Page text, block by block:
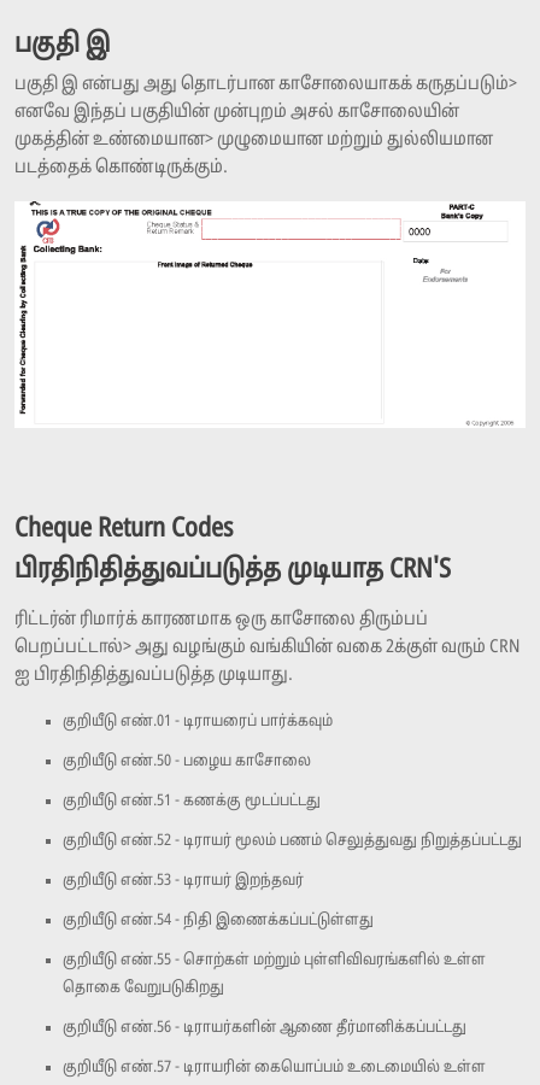
பகுதி இ
பகுதி இ என்பது அது தொடர்பான காசோலையாகக் கருதப்படும்>
எனவே இந்தப் பகுதியின் முன்புறம் அசல் காசோலையின்
முகத்தின் உண்மையான> முழுமையான மற்றும் துல்லியமான
படத்தைக் கொண்டிருக்கும்.
Cheque Return Codes
பிரதிநிதித்துவப்படுத்த முடியாத CRN'S
ரிட்டர்ன் ரிமார்க் காரணமாக ஒரு காசோலை திரும்பப்
பெறப்பட்டால்> அது வழங்கும் வங்கியின் வகை 2க்குள் வரும் CRN
ஐ பிரதிநிதித்துவப்படுத்த முடியாது.
குறியீடு எண்.01 - டிராயரைப் பார்க்கவும்
குறியீடு எண்.50 - பழைய காசோலை
குறியீடு எண்.51 - கணக்கு மூடப்பட்டது
குறியீடு எண்.52 - டிராயர் மூலம் பணம் செலுத்துவது நிறுத்தப்பட்டது
குறியீடு எண்.53 - டிராயர் இறந்தவர்
குறியீடு எண்.54 - நிதி இணைக்கப்பட்டுள்ளது
குறியீடு எண்.55 - சொற்கள் மற்றும் புள்ளிவிவரங்களில் உள்ள
தொகை வேறுபடுகிறது
குறியீடு எண்.56 - டிராயர்களின் ஆணை தீர்மானிக்கப்பட்டது
குறியீடு எண்.57 - டிராயரின் கையொப்பம் உடைமையில் உள்ள